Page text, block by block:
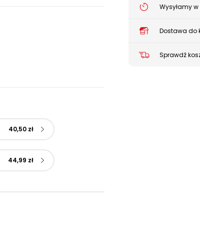
40,50 zł
44,99 zł
Wysyłamy w
Dostawa do
Sprawdź